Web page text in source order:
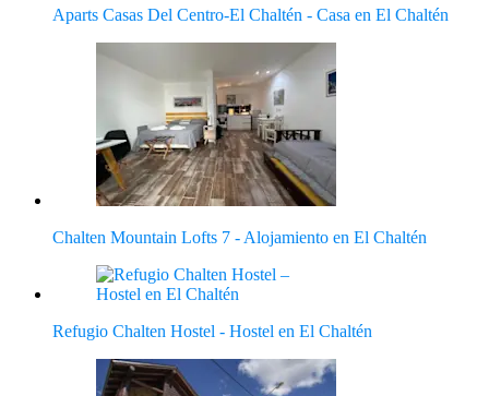
Aparts Casas Del Centro-El Chaltén - Casa en El Chaltén
Chalten Mountain Lofts 7 - Alojamiento en El Chaltén
Refugio Chalten Hostel - Hostel en El Chaltén